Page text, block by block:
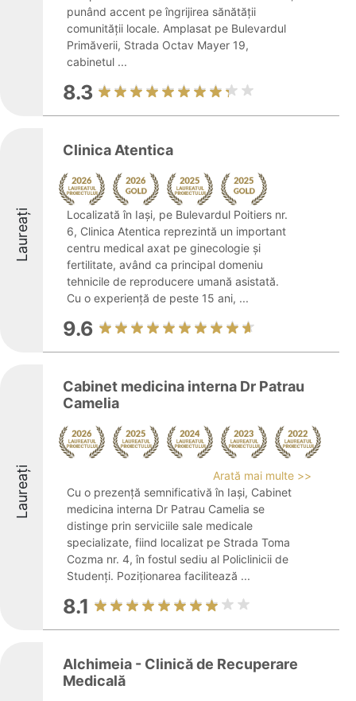
punând accent pe îngrijirea sănătății
comunității locale. Amplasat pe Bulevardul
Primăverii, Strada Octav Mayer 19,
cabinetul ...
8.3
Laureați
Clinica Atentica
Localizată în Iași, pe Bulevardul Poitiers nr.
6, Clinica Atentica reprezintă un important
centru medical axat pe ginecologie și
fertilitate, având ca principal domeniu
tehnicile de reproducere umană asistată.
Cu o experiență de peste 15 ani, ...
9.6
Laureați
Cabinet medicina interna Dr Patrau
Camelia
Arată mai multe >>
Cu o prezență semnificativă în Iași, Cabinet
medicina interna Dr Patrau Camelia se
distinge prin serviciile sale medicale
specializate, fiind localizat pe Strada Toma
Cozma nr. 4, în fostul sediu al Policlinicii de
Studenți. Poziționarea facilitează ...
8.1
Alchimeia - Clinică de Recuperare
Medicală